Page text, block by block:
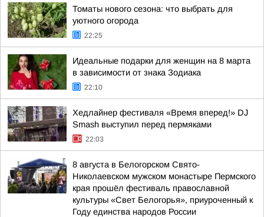
Томаты нового сезона: что выбрать для
уютного огорода
22:25
Идеальные подарки для женщин на 8 марта
в зависимости от знака Зодиака
22:10
Хедлайнер фестиваля «Время вперед!» DJ
Smash выступил перед пермяками
22:03
8 августа в Белогорском Свято-
Николаевском мужском монастыре Пермского
края прошёл фестиваль православной
культуры «Свет Белогорья», приуроченный к
Году единства народов России